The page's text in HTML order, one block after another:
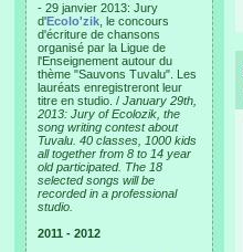
- 29 janvier 2013: Jury
d'Ecolo'zik , le concours
d'écriture de chansons
organisé par la Ligue de
l'Enseignement autour du
thème "Sauvons Tuvalu". Les
lauréats enregistreront leur
titre en studio. / January 29th,
2013: Jury of Ecolozik, the
song writing contest about
Tuvalu. 40 classes, 1000 kids
all together from 8 to 14 year
old participated. The 18
selected songs will be
recorded in a professional
studio.
2011 - 2012